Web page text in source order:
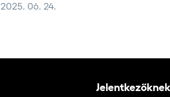
06. 24.
Jelentkezőknek